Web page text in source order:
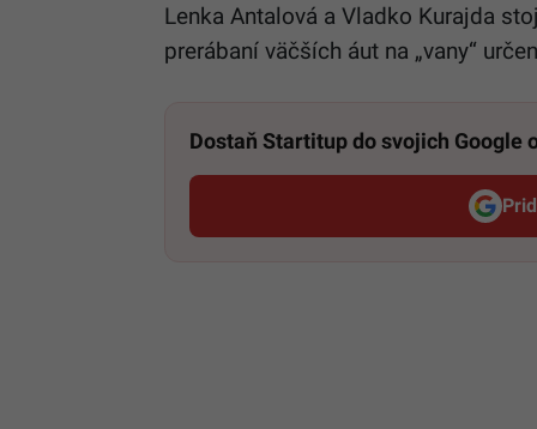
Lenka Antalová a Vladko Kurajda
prerábaní väčších áut na „vany“
Dostaň Startitup do svojich Google